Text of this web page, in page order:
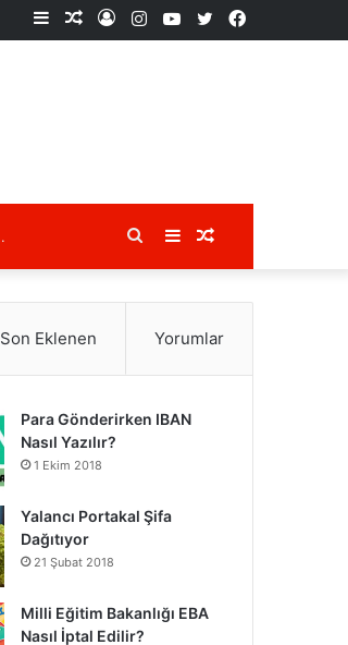
Facebook
X
YouTube
Instagram
Kayıt
Rastgele
Kenar
Rastgele
Makale
Kenar
Bölmesi
Arama
yap
Son Eklenen Yorumlar
Para Gönderirken IBAN
Nasıl Yazılır?
1 Ekim 2018
Yalancı Portakal Şifa
Dağıtıyor
21 Şubat 2018
Milli Eğitim Bakanlığı EBA
Nasıl İptal Edilir?